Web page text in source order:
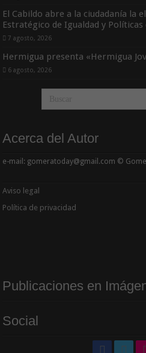
El Cabildo abre a la ciudadanía la
Estratégico de Igualdad y Políticas
7 agosto, 2026
Hermigua presenta «Hermigua
6 agosto, 2026
Acerca del Autor
e-mail: gomeratoday@gmail.com ©
Aviso legal
Política de privacidad
Publicaciones en
Social